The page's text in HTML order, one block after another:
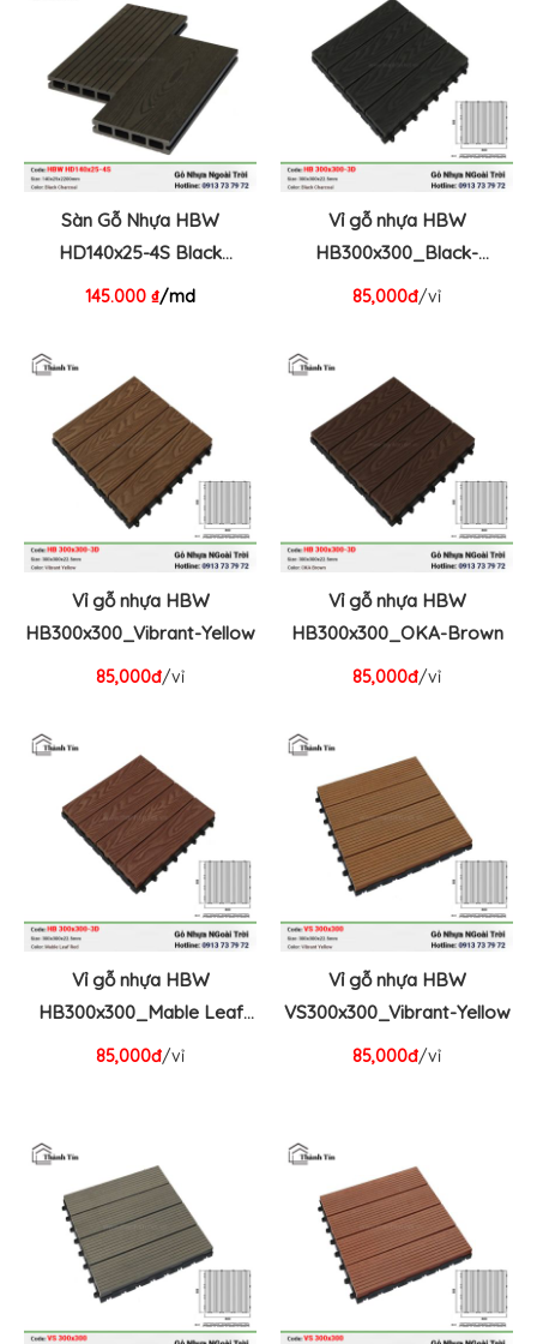
Sàn Gỗ Nhựa HBW
HD140x25-4S Black
Charcoal
145.000 ₫/md
Vỉ gỗ nhựa HBW
HB300x300_Black-
Charcoal
85,000đ/vỉ
Vỉ gỗ nhựa HBW
HB300x300_Vibrant-Yellow
85,000đ/vỉ
Vỉ gỗ nhựa HBW
HB300x300_OKA-Brown
85,000đ/vỉ
Vỉ gỗ nhựa HBW
HB300x300_Mable Leaf
Red
85,000đ/vỉ
Vỉ gỗ nhựa HBW
VS300x300_Vibrant-Yellow
85,000đ/vỉ